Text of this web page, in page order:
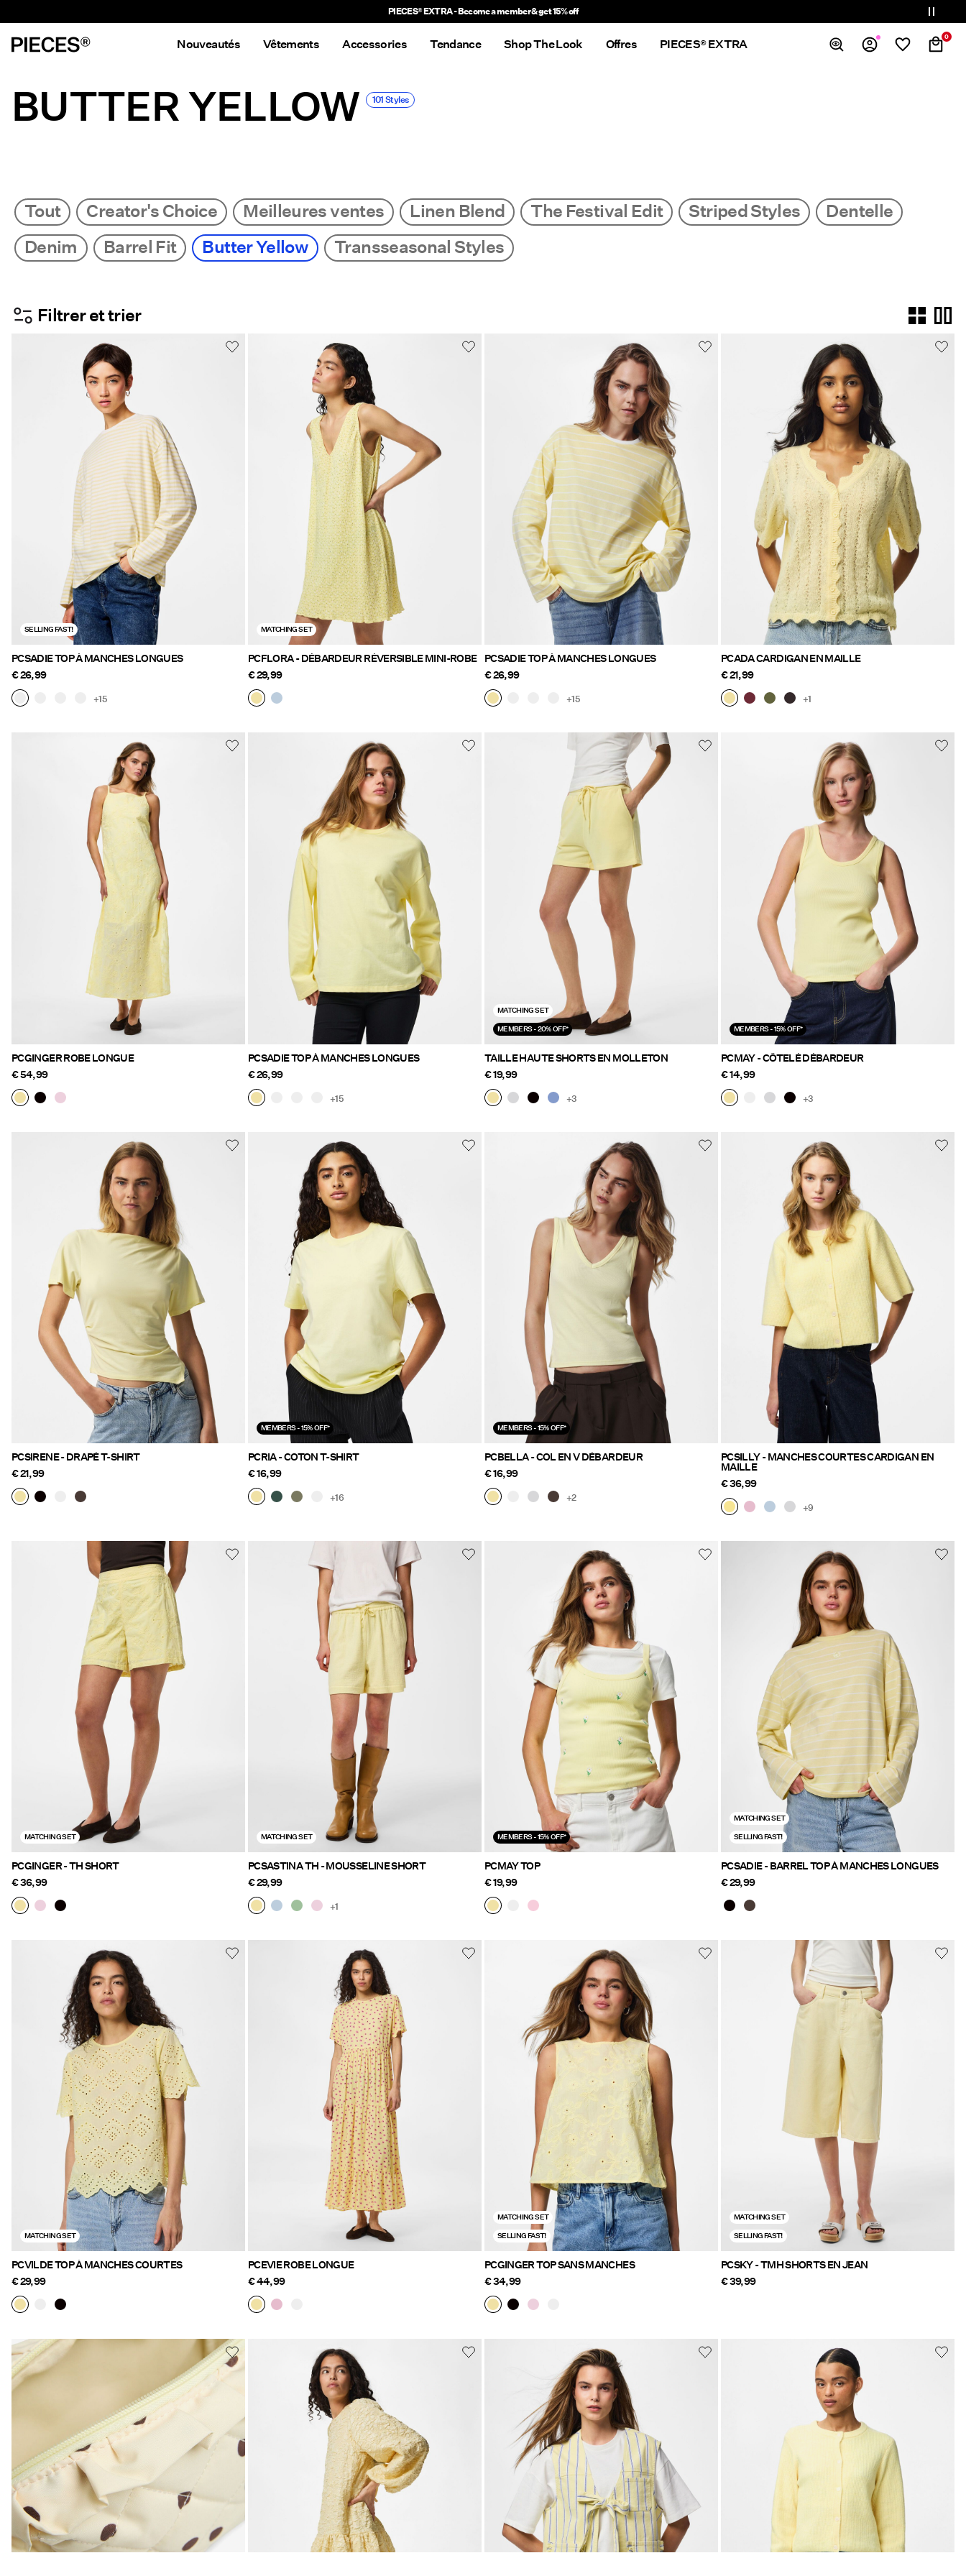
Delivery times will be longer than usual
0
Nouveautés Vêtements Accessories Tendance Shop The Look Offres PIECES® EXTRA
BUTTER YELLOW 101 Styles
Tout Creator's Choice Meilleures ventes Linen Blend The Festival Edit Striped Styles
Dentelle
Denim
Barrel Fit Butter Yellow Transseasonal Styles
Filtrer et trier
SELLING FAST!
PCSADIE TOP À MANCHES LONGUES
€ 26,99
+15
MATCHING SET
PCFLORA - DÉBARDEUR RÉVERSIBLE MINI-ROBE
€ 29,99
PCSADIE TOP À MANCHES LONGUES
€ 26,99
+15
PCADA CARDIGAN EN MAILLE
€ 21,99
+1
PCGINGER ROBE LONGUE
€ 54,99
PCSADIE TOP À MANCHES LONGUES
€ 26,99
+15
MATCHING SET
MEMBERS - 20% OFF*
TAILLE HAUTE SHORTS EN MOLLETON
€ 19,99
+3
MEMBERS - 15% OFF*
PCMAY - CÔTELÉ DÉBARDEUR
€ 14,99
+3
PCSIRENE - DRAPÉ T-SHIRT
€ 21,99
MEMBERS - 15% OFF*
PCRIA - COTON T-SHIRT
€ 16,99
+16
MEMBERS - 15% OFF*
PCBELLA - COL EN V DÉBARDEUR
€ 16,99
+2
PCSILLY - MANCHES COURTES CARDIGAN EN
MAILLE
€ 36,99
+9
MATCHING SET
PCGINGER - TH SHORT
€ 36,99
MATCHING SET
PCSASTINA TH - MOUSSELINE SHORT
€ 29,99
+1
MEMBERS - 15% OFF*
PCMAY TOP
€ 19,99
MATCHING SET
SELLING FAST!
PCSADIE - BARREL TOP À MANCHES LONGUES
€ 29,99
MATCHING SET
PCVILDE TOP À MANCHES COURTES
€ 29,99
PCEVIE ROBE LONGUE
€ 44,99
MATCHING SET
SELLING FAST!
PCGINGER TOP SANS MANCHES
€ 34,99
MATCHING SET
SELLING FAST!
PCSKY - TMH SHORTS EN JEAN
€ 39,99